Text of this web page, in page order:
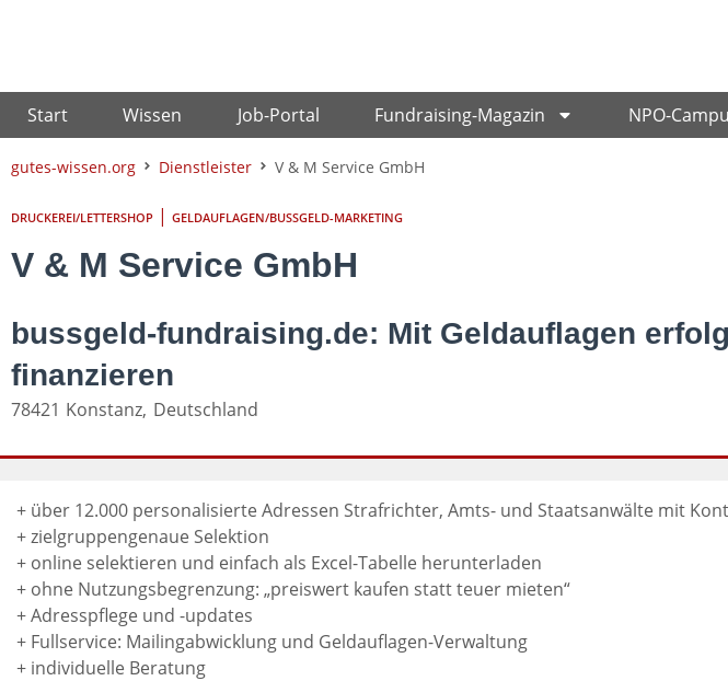
Start Wissen Job-Portal Fundraising-Magazin NPO-
gutes-wissen.org Dienstleister V & M Service GmbH
DRUCKEREI/LETTERSHOP | GELDAUFLAGEN/BUSSGELD-MARKETING
V & M Service GmbH
bussgeld-fundraising.de: Mit Geldauflagen
finanzieren
78421 Konstanz, Deutschland
+ über 12.000 personalisierte Adressen Strafrichter, Amts- und Staatsanwälte mit
+ zielgruppengenaue Selektion
+ online selektieren und einfach als Excel-Tabelle herunterladen
+ ohne Nutzungsbegrenzung: „preiswert kaufen statt teuer mieten“
+ Adresspflege und -updates
+ Fullservice: Mailingabwicklung und Geldauflagen-Verwaltung
+ individuelle Beratung